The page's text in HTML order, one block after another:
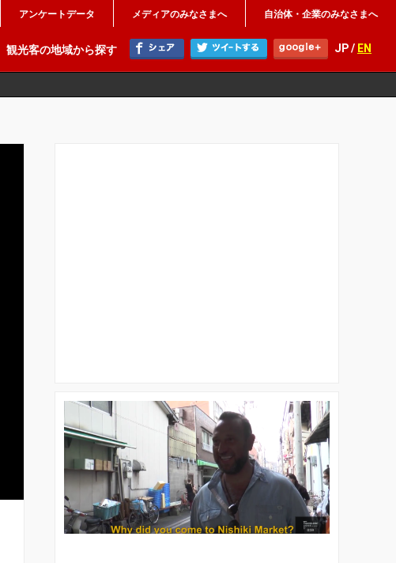
アンケートデータ メディアのみなさまへ 自治体・企業のみなさまへ
観光客の地域から探す JP / EN